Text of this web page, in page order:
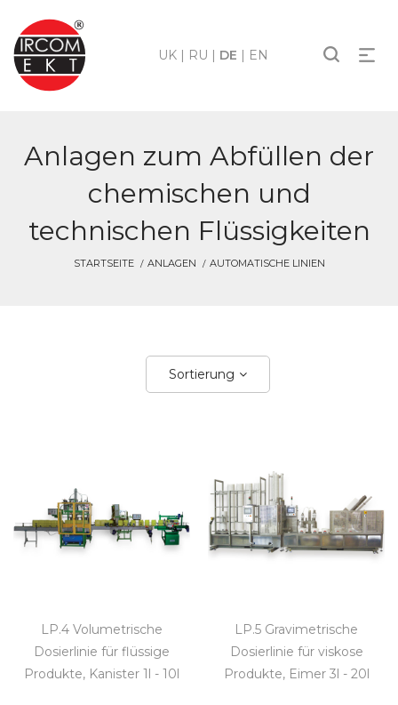
UK | RU | DE | EN
Anlagen zum Abfüllen der
chemischen und
technischen Flüssigkeiten
STARTSEITE ANLAGEN AUTOMATISCHE LINIEN
Sortierung
LP.4 Volumetrische
Dosierlinie für flüssige
Produkte, Kanister 1l - 10l
LP.5 Gravimetrische
Dosierlinie für viskose
Produkte, Eimer 3l - 20l